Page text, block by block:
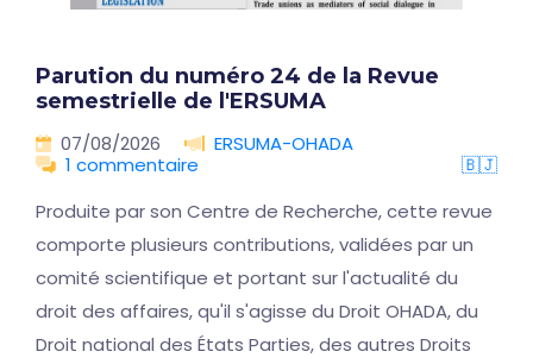
Parution du numéro 24 de la Revue
semestrielle de l'ERSUMA
07/08/2026
ERSUMA-OHADA
1 commentaire
🇧🇯
Produite par son Centre de Recherche, cette revue
comporte plusieurs contributions, validées par un
comité scientifique et portant sur l'actualité du
droit des affaires, qu'il s'agisse du Droit OHADA, du
Droit national des États Parties, des autres Droits